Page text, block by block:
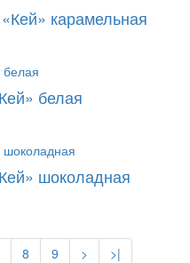
карамельная
белая
шоколадная
8 9 > >|